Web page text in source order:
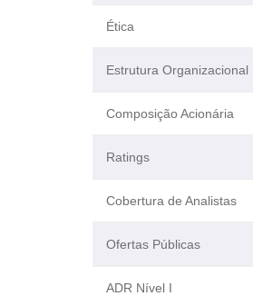
Ética
Estrutura Organizacional
Composição Acionária
Ratings
Cobertura de Analistas
Ofertas Públicas
ADR Nível I